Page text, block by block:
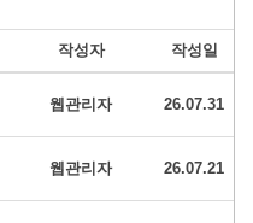
작성자 작성일
웹관리자 26.07.31
웹관리자 26.07.21